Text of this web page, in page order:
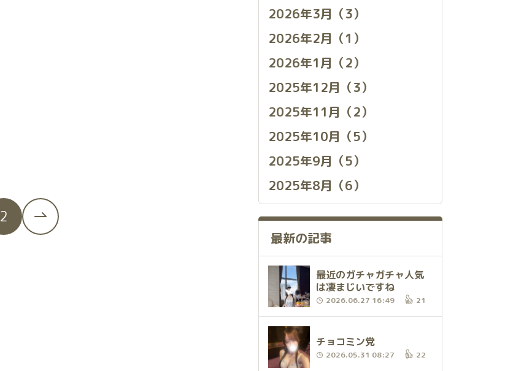
2
2026年3月（3）
2026年2月（1）
2026年1月（2）
2025年12月（3）
2025年11月（2）
2025年10月（5）
2025年9月（5）
2025年8月（6）
最新の記事
最近のガチャガチャ人気
は凄まじいですね
2026.06.27 16:49 21
チョコミン党
2026.05.31 08:27 22